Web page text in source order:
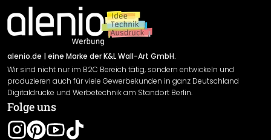
Newsletter An-/Abmeldung
Sendungsverfolgung
Impressum
Versand & Zahlung
Rücksendung
Widerrufsrecht
Datenschutzerklärung
Gewährleistung
Leistungserklärung / CE-Zeichen
alenio.de | eine Marke der K&L Wall-Art GmbH.
Wir sind nicht nur im B2C Bereich tätig, sondern entwickeln und
produzieren auch für viele Gewerbekunden in ganz Deutschland
Digitaldrucke und Werbetechnik am Standort Berlin.
Folge uns